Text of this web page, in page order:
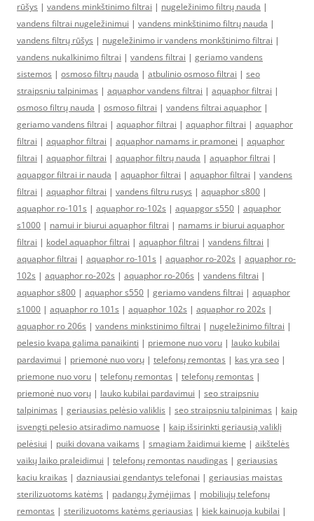
rūšys | vandens minkštinimo filtrai | nugeležinimo filtrų nauda |
vandens filtrai nugeležinimui | vandens minkštinimo filtrų nauda |
vandens filtrų rūšys | nugeležinimo ir vandens monkštinimo filtrai |
vandens nukalkinimo filtrai | vandens filtrai | geriamo vandens
sistemos | osmoso filtrų nauda | atbulinio osmoso filtrai | seo
straipsniu talpinimas | aquaphor vandens filtrai | aquaphor filtrai |
osmoso filtrų nauda | osmoso filtrai | vandens filtrai aquaphor |
geriamo vandens filtrai | aquaphor filtrai | aquaphor filtrai | aquaphor
filtrai | aquaphor filtrai | aquaphor namams ir pramonei | aquaphor
filtrai | aquaphor filtrai | aquaphor filtrų nauda | aquaphor filtrai |
aquapgor filtrai ir nauda | aquaphor filtrai | aquaphor filtrai | vandens
filtrai | aquaphor filtrai | vandens filtru rusys | aquaphor s800 |
aquaphor ro-101s | aquaphor ro-102s | aquapgor s550 | aquaphor
s1000 | namui ir biurui aquaphor filtrai | namams ir biurui aquaphor
filtrai | kodel aquaphor filtrai | aquaphor filtrai | vandens filtrai |
aquaphor filtrai | aquaphor ro-101s | aquaphor ro-202s | aquaphor ro-
102s | aquaphor ro-202s | aquaphor ro-206s | vandens filtrai |
aquaphor s800 | aquaphor s550 | geriamo vandens filtrai | aquaphor
s1000 | aquaphor ro 101s | aquaphor 102s | aquaphor ro 202s |
aquaphor ro 206s | vandens minkstinimo filtrai | nugeležinimo filtrai |
pelesio kvapa galima panaikinti | priemone nuo voru | lauko kubilai
pardavimui | priemonė nuo vorų | telefonų remontas | kas yra seo |
priemone nuo voru | telefonų remontas | telefonų remontas |
priemonė nuo vorų | lauko kubilai pardavimui | seo straipsniu
talpinimas | geriausias pelėsio valiklis | seo straipsniu talpinimas | kaip
isvengti pelesio atsiradimo namuose | kaip išsirinkti geriausią valiklį
pelėsiui | puiki dovana vaikams | smagiam žaidimui kieme | aikštelės
vaikų laiko praleidimui | telefonų remontas naudingas | geriausias
kaciu kraikas | dazniausiai gendantys telefonai | geriausias maistas
sterilizuotoms katėms | padangų žymėjimas | mobiliųjų telefonų
remontas | sterilizuotoms katėms geriausias | kiek kainuoja kubilai |